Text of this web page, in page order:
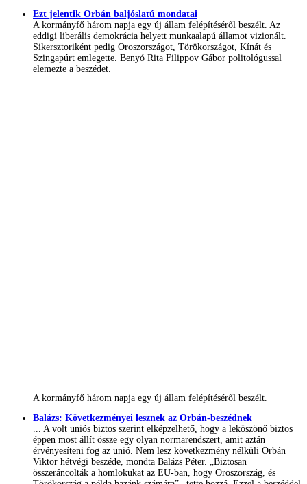
Ezt jelentik Orbán baljóslatú mondatai
A kormányfő három napja egy új állam felépítéséről beszélt. Az
eddigi liberális demokrácia helyett munkaalapú államot vizionált.
Sikersztoriként pedig Oroszországot, Törökországot, Kínát és
Szingapúrt emlegette. Benyó Rita Filippov Gábor politológussal
elemezte a beszédet.
A kormányfő három napja egy új állam felépítéséről beszélt.
Balázs: Következményei lesznek az Orbán-beszédnek
... A volt uniós biztos szerint elképzelhető, hogy a leköszönő biztos
éppen most állít össze egy olyan normarendszert, amit aztán
érvényesíteni fog az unió. Nem lesz következmény nélküli Orbán
Viktor hétvégi beszéde, mondta Balázs Péter. „Biztosan
összeráncolták a homlokukat az EU-ban, hogy Oroszország, és